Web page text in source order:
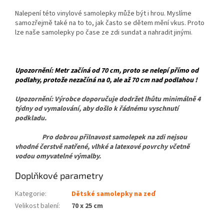
Nalepení této vinylové samolepky může být i hrou. Myslíme
samozřejmě také na to to, jak často se dětem mění vkus. Proto
lze naše samolepky po čase ze zdi sundat a nahradit jinými.
Upozornění: Metr začíná od 70 cm, proto se nelepí přímo od
podlahy, protože nezačíná na 0, ale až 70 cm nad podlahou !
Upozornění: Výrobce doporučuje dodržet lhůtu minimálně 4
týdny od vymalování, aby došlo k řádnému vyschnutí
podkladu.
Pro dobrou přilnavost samolepek na zdi nejsou
vhodné čerstvě natřené, vlhké a latexové povrchy včetně
vodou omyvatelné výmalby.
Doplňkové parametry
Kategorie:
Dětské samolepky na zeď
Velikost balení:
70 x 25 cm